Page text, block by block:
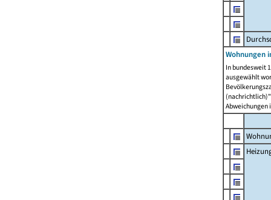
Wohnungen
In bundesweit
ausgewählt
Abweichungen